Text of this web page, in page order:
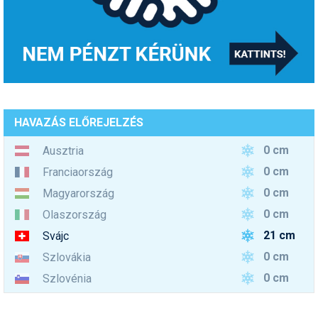
HAVAZÁS ELŐREJELZÉS
Ausztria
0 cm
Franciaország
0 cm
Magyarország
0 cm
Olaszország
0 cm
Svájc
21 cm
Szlovákia
0 cm
Szlovénia
0 cm